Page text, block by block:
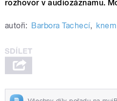
rozhovor v audiozáznamu.
autoři: Barbora Tachecí, knem